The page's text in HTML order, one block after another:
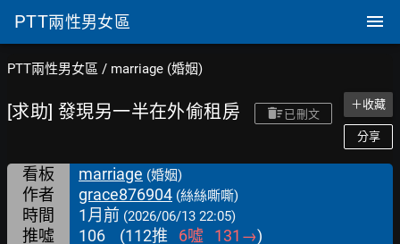
PTT兩性男女區
PTT兩性男女區 / marriage (婚姻)
[求助] 發現另一半在外偷租房 已刪文
＋收藏
分享
看板 marriage (婚姻)
作者 grace876904 (絲絲嘶嘶)
時間 1月前 (2026/06/13 22:05)
推噓 106 (112推 6噓 131 →)